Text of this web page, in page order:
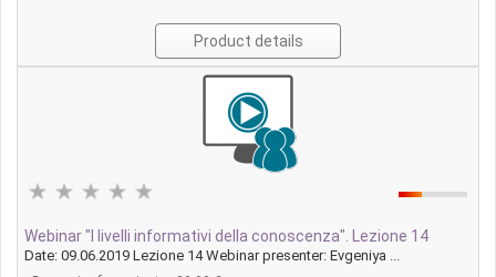
Product details
Webinar "I livelli informativi della conoscenza". Lezione 14
Date: 09.06.2019 Lezione 14 Webinar presenter: Evgeniya ...